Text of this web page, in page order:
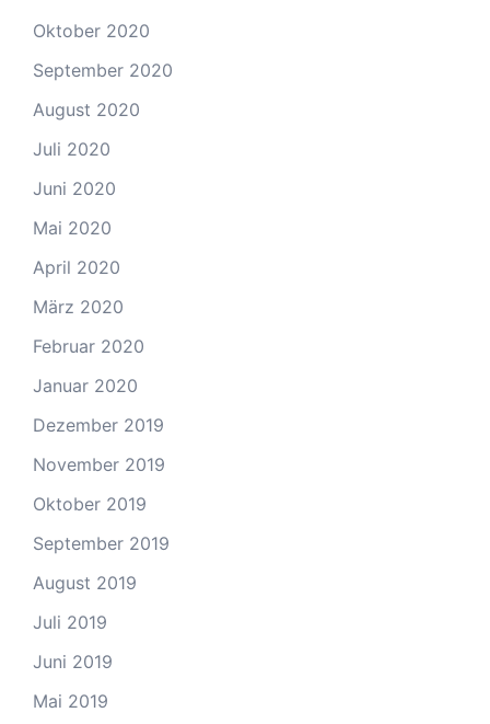
Oktober 2020
September 2020
August 2020
Juli 2020
Juni 2020
Mai 2020
April 2020
März 2020
Februar 2020
Januar 2020
Dezember 2019
November 2019
Oktober 2019
September 2019
August 2019
Juli 2019
Juni 2019
Mai 2019